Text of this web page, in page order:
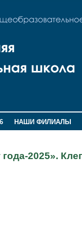
НАШИ ФИЛИАЛЫ
года-2025».